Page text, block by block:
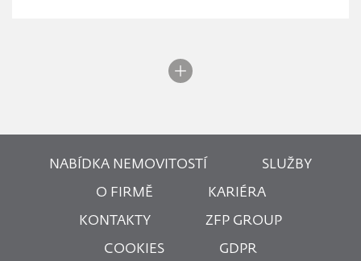
NABÍDKA NEMOVITOSTÍ SLUŽBY
O FIRMĚ KARIÉRA
KONTAKTY ZFP GROUP
COOKIES GDPR